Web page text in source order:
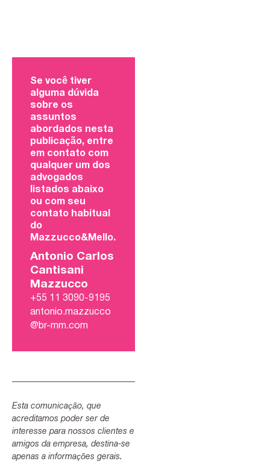
Se você tiver
alguma dúvida
sobre os
assuntos
abordados nesta
publicação, entre
em contato com
qualquer um dos
advogados
listados abaixo
ou com seu
contato habitual
do
Mazzucco&Mello.
Antonio Carlos
Cantisani
Mazzucco
+55 11 3090-9195
antonio.mazzucco
@br-mm.com
Esta comunicação, que
acreditamos poder ser de
interesse para nossos clientes e
amigos da empresa, destina-se
apenas a informações gerais.